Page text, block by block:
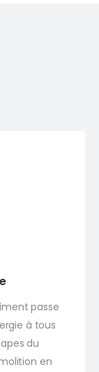
passe
à tous
du
en